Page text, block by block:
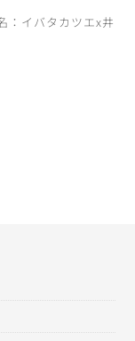
イバタカツエx井